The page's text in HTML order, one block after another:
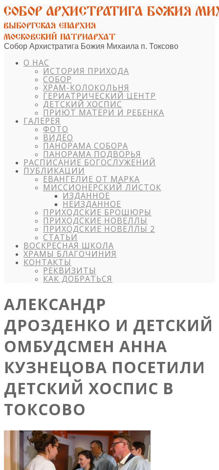
Собор Архистратига Божия Михаила п. Токсово
О НАС
ИСТОРИЯ ПРИХОДА
СОБОР
ХРАМ-КОЛОКОЛЬНЯ
ГЕРИАТРИЧЕСКИЙ ЦЕНТР
ДЕТСКИЙ ХОСПИС
ПРИЮТ МАТЕРИ И РЕБЕНКА
ГАЛЕРЕЯ
ФОТО
ВИДЕО
ПАНОРАМА СОБОРА
ПАНОРАМА ПОДВОРЬЯ
РАСПИСАНИЕ БОГОСЛУЖЕНИЙ
ПУБЛИКАЦИИ
ЕВАНГЕЛИЕ ОТ МАРКА
МИССИОНЕРСКИЙ ЛИСТОК
ИЗДАННОЕ
НЕИЗДАННОЕ
ПРИХОДСКИЕ БРОШЮРЫ
ПРИХОДСКИЕ НОВЕЛЛЫ
ПРИХОДСКИЕ НОВЕЛЛЫ 2
СТАТЬИ
ВОСКРЕСНАЯ ШКОЛА
ХРАМЫ БЛАГОЧИНИЯ
КОНТАКТЫ
РЕКВИЗИТЫ
КАК ДОБРАТЬСЯ
АЛЕКСАНДР
ДРОЗДЕНКО И ДЕТСКИЙ
ОМБУДСМЕН АННА
КУЗНЕЦОВА ПОСЕТИЛИ
ДЕТСКИЙ ХОСПИС В
ТОКСОВО